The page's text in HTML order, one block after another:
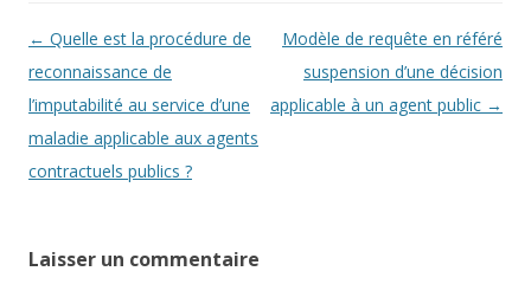
Navigation des articles
← Quelle est la procédure de
reconnaissance de
l’imputabilité au service d’une
maladie applicable aux agents
contractuels publics ?
Modèle de requête en référé
suspension d’une décision
applicable à un agent public →
Laisser un commentaire